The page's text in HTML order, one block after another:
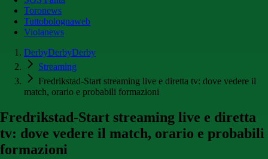
Toronews
Tuttobolognaweb
Violanews
DerbyDerbyDerby
Streaming
Fredrikstad-Start streaming live e diretta tv: dove vedere il
match, orario e probabili formazioni
Fredrikstad-Start streaming live e diretta
tv: dove vedere il match, orario e probabili
formazioni